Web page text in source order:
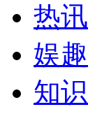
热讯
娱趣
知识